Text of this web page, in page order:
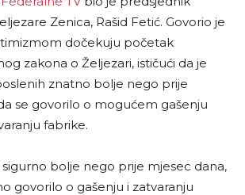
Zenica, Rašid Fetić. Govorio je
dočekuju početak
zakona o Željezari, ističući da je
znatno bolje nego prije
se govorilo o mogućem gašenju
fabrike.
sigurno bolje nego prije mjesec dana,
govorilo o gašenju i zatvaranju